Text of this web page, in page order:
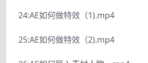
24:AE如何做特效（1).mp4
25:AE如何做特效（2).mp4